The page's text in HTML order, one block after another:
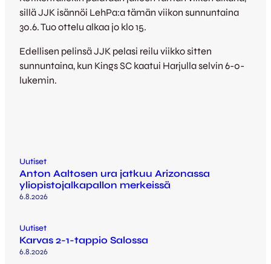
sillä JJK isännöi LehPa:a tämän viikon sunnuntaina
30.6. Tuo ottelu alkaa jo klo 15.
Edellisen pelinsä JJK pelasi reilu viikko sitten
sunnuntaina, kun Kings SC kaatui Harjulla selvin 6-0-
lukemin.
Uutiset
Anton Aaltosen ura jatkuu Arizonassa
yliopistojalkapallon merkeissä
6.8.2026
Uutiset
Karvas 2-1-tappio Salossa
6.8.2026